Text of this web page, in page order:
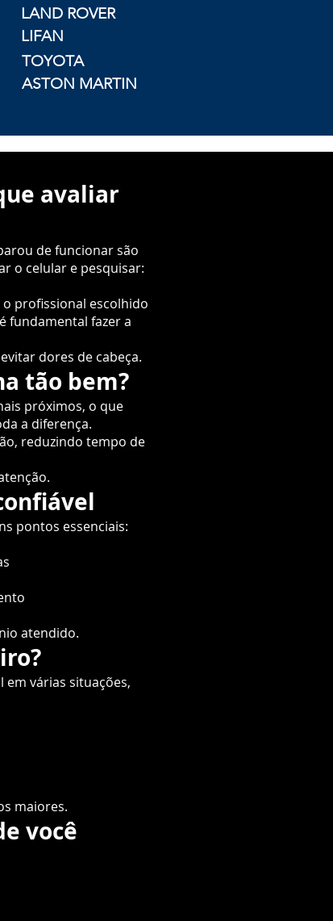
TOYOTA
ASTON MARTIN
LIFAN
LAND ROVER
avaliar
de funcionar são
o celular e pesquisar:
profissional escolhido
fundamental fazer a
dores de cabeça.
tão bem?
próximos, o que
a diferença.
reduzindo tempo de
pontos essenciais:
atendido.
em várias situações,
maiores.
você